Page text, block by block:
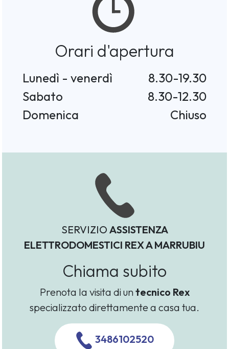
Orari d'apertura
Lunedì - venerdì
8.30-19.30
Sabato
8.30-12.30
Domenica
Chiuso
SERVIZIO ASSISTENZA
ELETTRODOMESTICI REX A MARRUBIU
Chiama subito
Prenota la visita di untecnico Rex
specializzato direttamente a casa tua.
3486102520